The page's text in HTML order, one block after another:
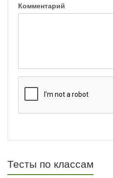
Комментарий
Тесты по классам